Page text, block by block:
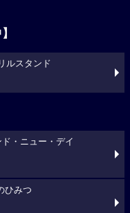
ルスタンド
・ニュー・デイ
ひみつ